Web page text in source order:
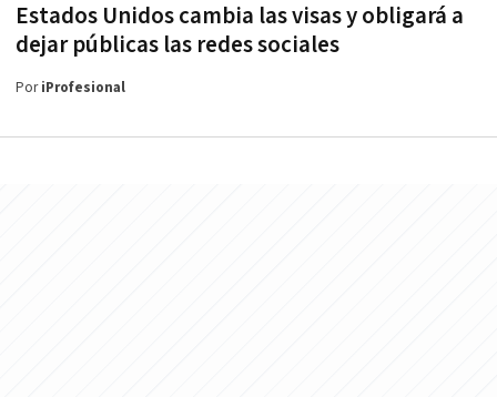
Estados Unidos cambia las visas y obligará a
dejar públicas las redes sociales
PoriProfesional